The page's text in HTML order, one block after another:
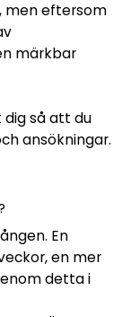
men eftersom
märkbar
dig så att du
ansökningar.
En
en mer
detta i